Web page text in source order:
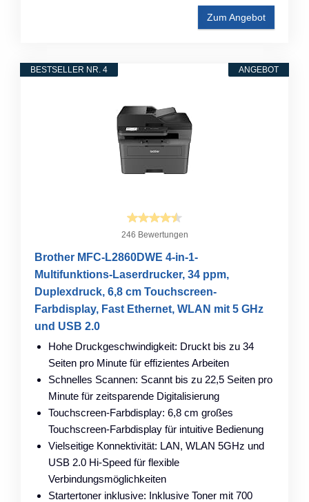
Zum Angebot
ANGEBOT
BESTSELLER NR. 4
246 Bewertungen
Brother MFC-L2860DWE 4-in-1-
Multifunktions-Laserdrucker, 34 ppm,
Duplexdruck, 6,8 cm Touchscreen-
Farbdisplay, Fast Ethernet, WLAN mit 5 GHz
und USB 2.0
Hohe Druckgeschwindigkeit: Druckt bis zu 34
Seiten pro Minute für effizientes Arbeiten
Schnelles Scannen: Scannt bis zu 22,5 Seiten pro
Minute für zeitsparende Digitalisierung
Touchscreen-Farbdisplay: 6,8 cm großes
Touchscreen-Farbdisplay für intuitive Bedienung
Vielseitige Konnektivität: LAN, WLAN 5GHz und
USB 2.0 Hi-Speed für flexible
Verbindungsmöglichkeiten
Startertoner inklusive: Inklusive Toner mit 700